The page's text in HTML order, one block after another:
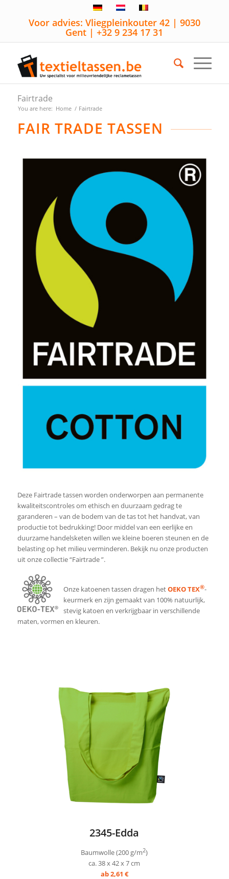
Voor advies: Vliegpleinkouter 42 | 9030
Gent | +32 9 234 17 31
Fairtrade
You are here: Home / Fairtrade
FAIR TRADE TASSEN
Deze Fairtrade tassen worden onderworpen aan permanente
kwaliteitscontroles om ethisch en duurzaam gedrag te
garanderen – van de bodem van de tas tot het handvat, van
productie tot bedrukking! Door middel van een eerlijke en
duurzame handelsketen willen we kleine boeren steunen en de
belasting op het milieu verminderen. Bekijk nu onze producten
uit onze collectie “Fairtrade ”.
Onze katoenen tassen dragen hetOEKO TEX®-
keurmerk en zijn gemaakt van 100% natuurlijk,
stevig katoen en verkrijgbaar in verschillende
maten, vormen en kleuren.
2345-Edda
Baumwolle (200 g/m2)
ca. 38 x 42 x 7 cm
ab 2,61 €